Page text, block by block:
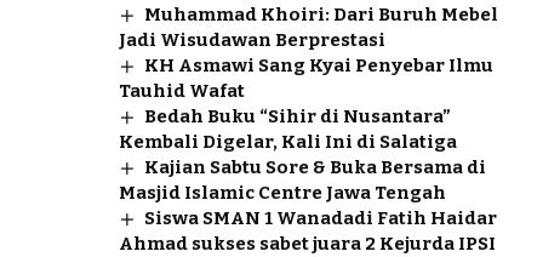
Muhammad Khoiri: Dari Buruh Mebel
Jadi Wisudawan Berprestasi
KH Asmawi Sang Kyai Penyebar Ilmu
Tauhid Wafat
Bedah Buku “Sihir di Nusantara”
Kembali Digelar, Kali Ini di Salatiga
Kajian Sabtu Sore & Buka Bersama di
Masjid Islamic Centre Jawa Tengah
Siswa SMAN 1 Wanadadi Fatih Haidar
Ahmad sukses sabet juara 2 Kejurda IPSI